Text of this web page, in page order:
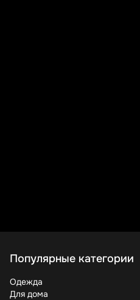
Популярные категории
Одежда
Для дома